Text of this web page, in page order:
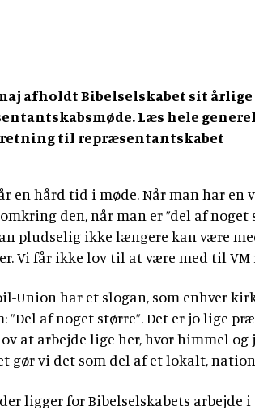
afholdt Bibelselskabet sit årlige
Læs hele
til repræsentantskabet
en hård tid i møde. Når man har en
den, når man er ”del af noget
pludselig ikke længere kan være
Vi får ikke lov til at være med til
Union har et slogan, som enhver
”Del af noget større”. Det er jo lige
at arbejde lige her, hvor himmel og
gør vi det som del af et lokalt,
ligger for Bibelselskabets arbejde i